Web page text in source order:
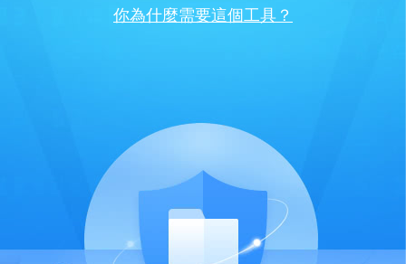
你為什麼需要這個工具？